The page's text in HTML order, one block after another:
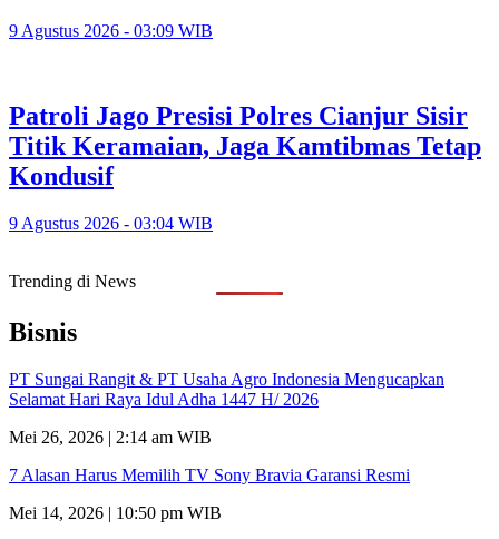
9 Agustus 2026 - 03:09 WIB
Patroli Jago Presisi Polres Cianjur Sisir
Titik Keramaian, Jaga Kamtibmas Tetap
Kondusif
9 Agustus 2026 - 03:04 WIB
Trending di News
Bisnis
PT Sungai Rangit & PT Usaha Agro Indonesia Mengucapkan
Selamat Hari Raya Idul Adha 1447 H/ 2026
Mei 26, 2026 | 2:14 am WIB
7 Alasan Harus Memilih TV Sony Bravia Garansi Resmi
Mei 14, 2026 | 10:50 pm WIB